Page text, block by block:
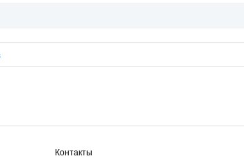
Контакты